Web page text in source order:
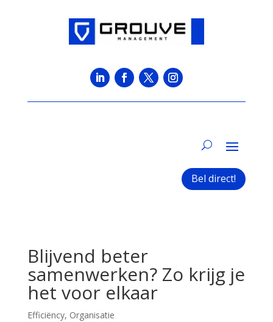
Bel direct!
Blijvend beter
samenwerken? Zo krijg je
het voor elkaar
Efficiëncy, Organisatie